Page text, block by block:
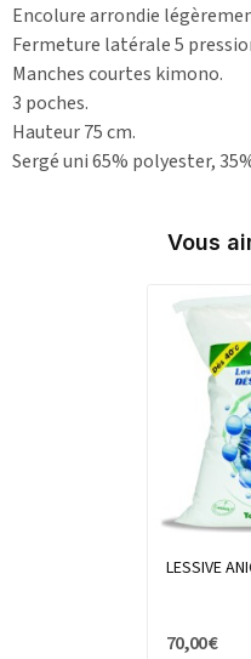
Encolure arrondie
Fermeture latérale 5
Manches courtes kimono.
3 poches.
Hauteur 75 cm.
Sergé uni 65% polyester,
Vous
LESSIVE
70,00 €